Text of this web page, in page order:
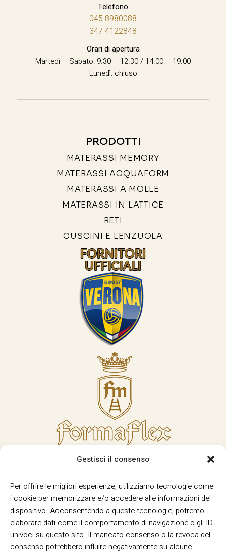
Gestisci il consenso
Per offrire le migliori esperienze, utilizziamo tecnologie come
i cookie per memorizzare e/o accedere alle informazioni del
dispositivo. Acconsentendo a queste tecnologie, potremo
elaborare dati come il comportamento di navigazione o gli ID
univoci su questo sito. Il mancato consenso o la revoca del
consenso potrebbero influire negativamente su alcune
Telefono
045 8980088
347 4122848
Orari di apertura
Martedì – Sabato: 9.30 – 12.30 / 14.00 – 19.00
Lunedì: chiuso
PRODOTTI
MATERASSI MEMORY
MATERASSI ACQUAFORM
MATERASSI A MOLLE
MATERASSI IN LATTICE
RETI
CUSCINI E LENZUOLA